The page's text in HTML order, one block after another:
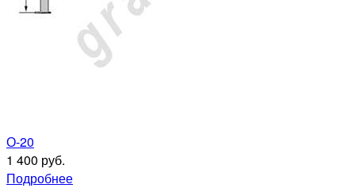
О-20
1 400 руб.
Подробнее